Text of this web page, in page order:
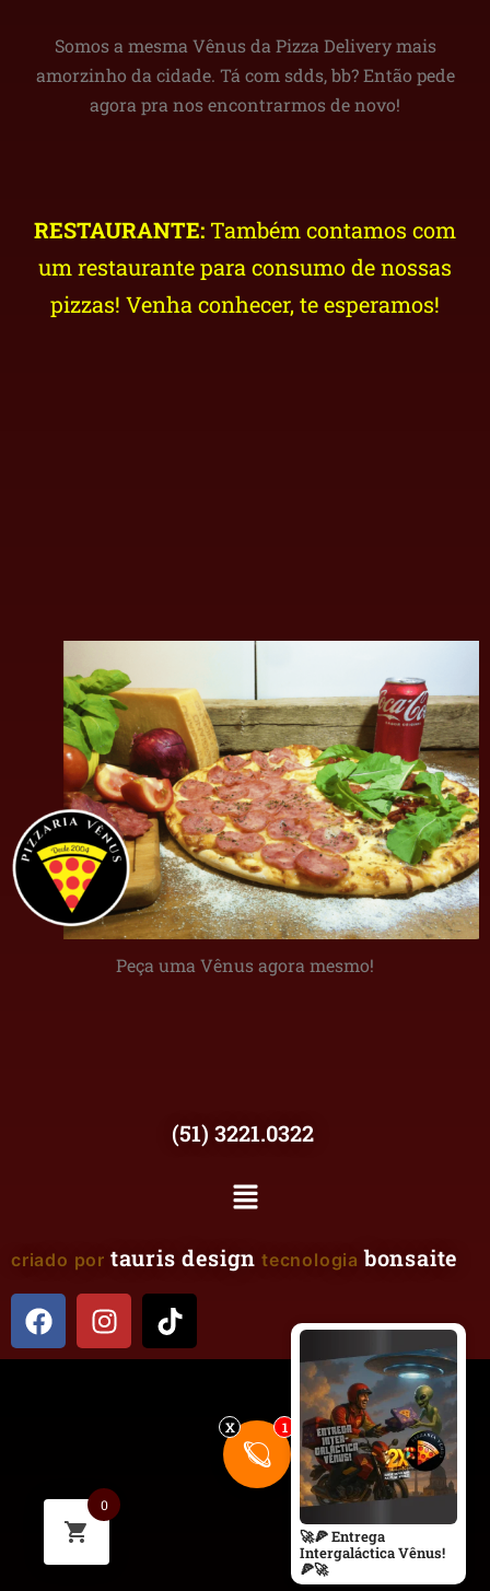
Somos a mesma Vênus da Pizza Delivery mais
amorzinho da cidade. Tá com sdds, bb? Então pede
agora pra nos encontrarmos de novo!
RESTAURANTE: Também contamos com
um restaurante para consumo de nossas
pizzas! Venha conhecer, te esperamos!
Peça uma Vênus agora mesmo!
(51) 3221.0322
criado por tauris design tecnologia bonsaite
X
🪐
1
🚀🍕 Entrega
Intergaláctica Vênus!
🍕🚀
0